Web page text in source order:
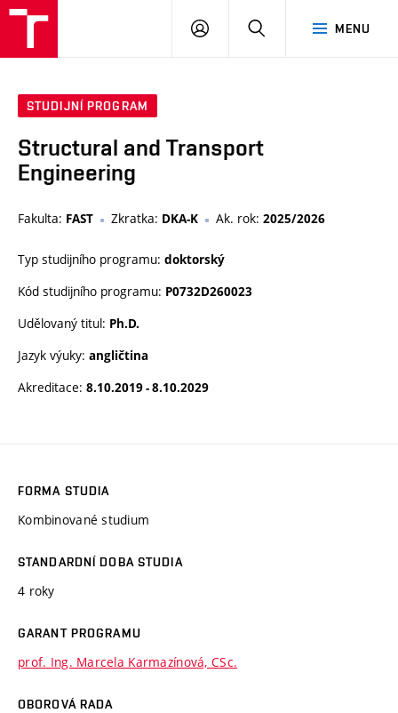
MENU
PŘIHLÁSIT
STUDIJNÍ PROGRAM
Structural and Transport
Engineering
Fakulta: FAST Zkratka: DKA-K Ak. rok: 2025/2026
Typ studijního programu: doktorský
Kód studijního programu: P0732D260023
Udělovaný titul: Ph.D.
Jazyk výuky: angličtina
Akreditace: 8.10.2019 - 8.10.2029
FORMA STUDIA
Kombinované studium
STANDARDNÍ DOBA STUDIA
4 roky
GARANT PROGRAMU
prof. Ing. Marcela Karmazínová, CSc.
OBOROVÁ RADA